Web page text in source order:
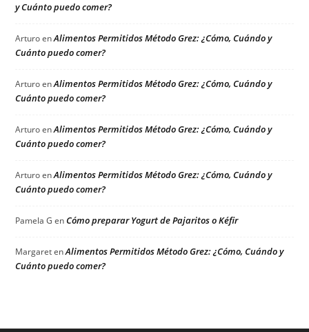
y Cuánto puedo comer?
ArturoenAlimentos Permitidos Método Grez: ¿Cómo, Cuándo y
Cuánto puedo comer?
ArturoenAlimentos Permitidos Método Grez: ¿Cómo, Cuándo y
Cuánto puedo comer?
ArturoenAlimentos Permitidos Método Grez: ¿Cómo, Cuándo y
Cuánto puedo comer?
ArturoenAlimentos Permitidos Método Grez: ¿Cómo, Cuándo y
Cuánto puedo comer?
Pamela G enCómo preparar Yogurt de Pajaritos o Kéfir
MargaretenAlimentos Permitidos Método Grez: ¿Cómo, Cuándo y
Cuánto puedo comer?